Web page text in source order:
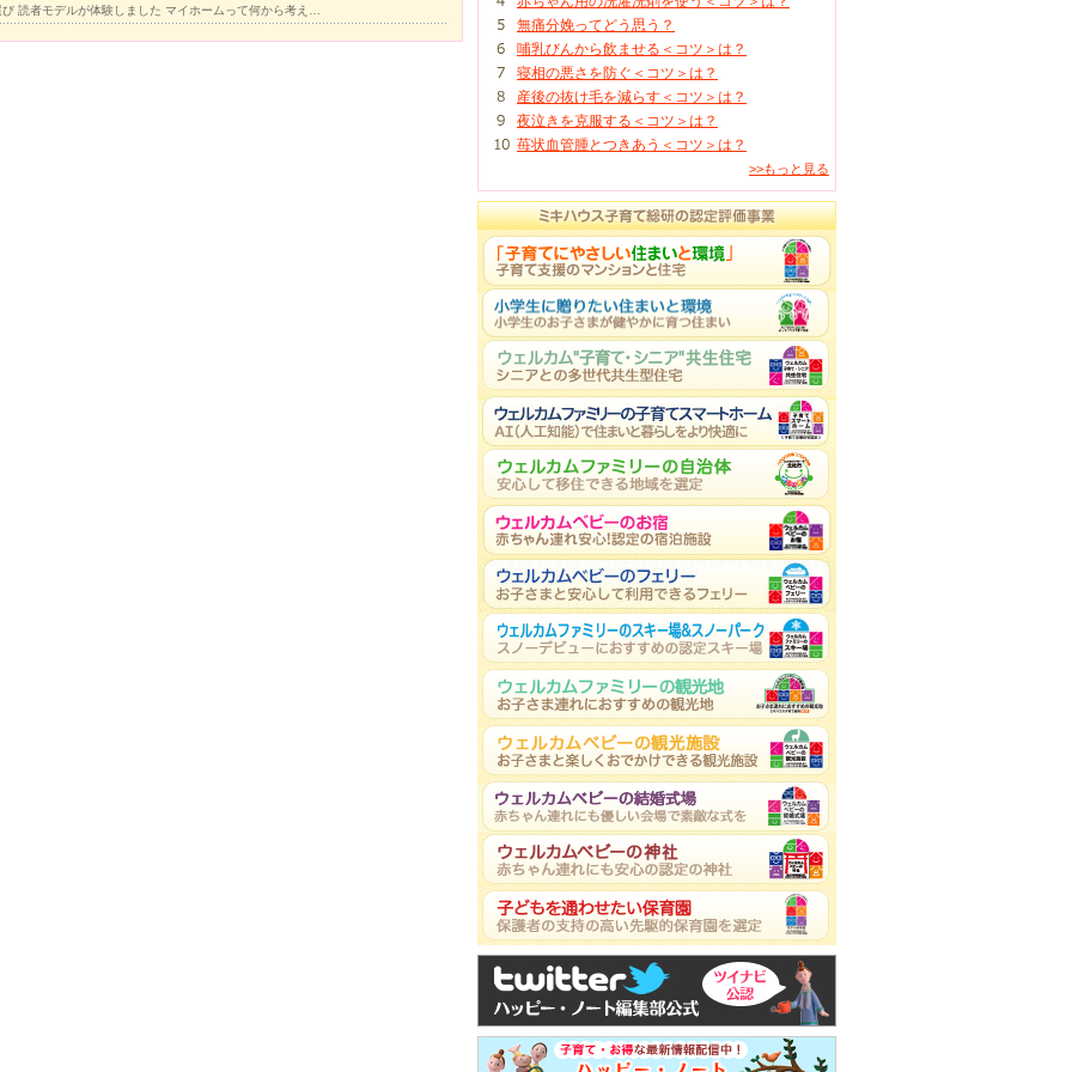
読者モデルが体験しました マイホームって何から考え…
無痛分娩ってどう思う？
哺乳びんから飲ませる＜コツ＞は？
寝相の悪さを防ぐ＜コツ＞は？
産後の抜け毛を減らす＜コツ＞は？
夜泣きを克服する＜コツ＞は？
苺状血管腫とつきあう＜コツ＞は？
>>もっと見る